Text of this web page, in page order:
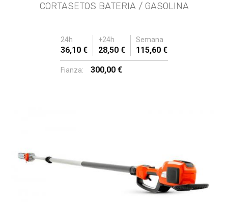
CORTASETOS BATERIA / GASOLINA
24h +24h Semana
36,10 € 28,50 € 115,60 €
Fianza: 300,00 €